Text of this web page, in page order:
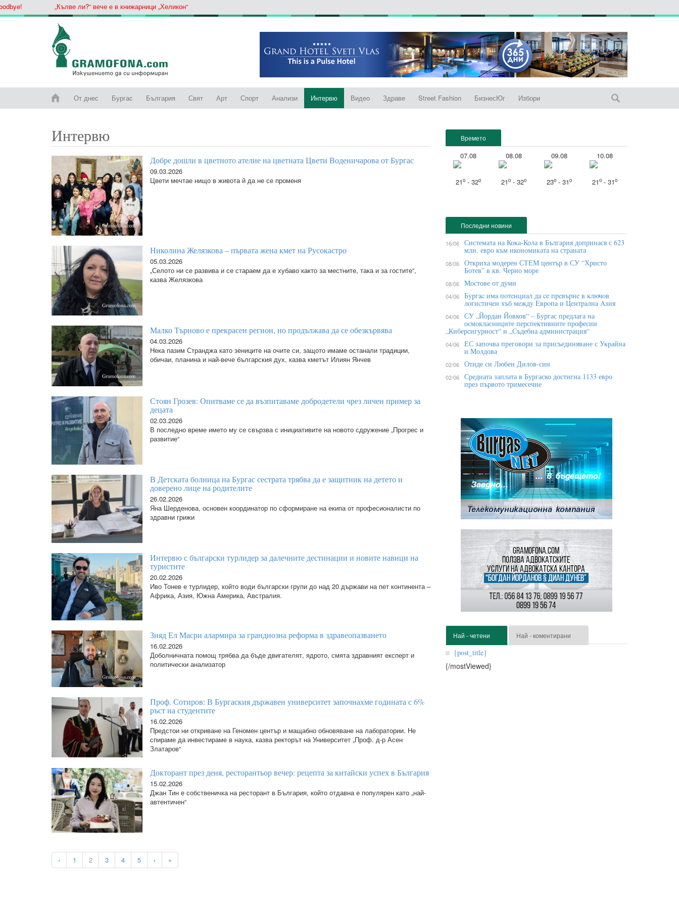
„Кълве ли?“ вече е в книжарници „Хеликон“
От днес Бургас България Свят Арт Спорт Анализи Интервю Видео Здраве Street Fashion БизнесЮг Избори
Интервю
Добре дошли в цветното ателие на цветната Цвети Воденичарова от Бургас
09.03.2026
Цвети мечтае нищо в живота й да не се променя
Николина Желязкова – първата жена кмет на Русокастро
05.03.2026
„Селото ни се развива и се стараем да е хубаво както за местните, така и за гостите“,
казва Желязкова
Малко Търново е прекрасен регион, но продължава да се обезкървява
04.03.2026
Нека пазим Странджа като зениците на очите си, защото имаме останали традиции,
обичаи, планина и най-вече българския дух, казва кметът Илиян Янчев
Стоян Грозев: Опитваме се да възпитаваме добродетели чрез личен пример за
децата
02.03.2026
В последно време името му се свързва с инициативите на новото сдружение „Прогрес и
развитие“
В Детската болница на Бургас сестрата трябва да е защитник на детето и
доверено лице на родителите
26.02.2026
Яна Шерденова, основен координатор по сформиране на екипа от професионалисти по
здравни грижи
Интервю с български турлидер за далечните дестинации и новите навици на
туристите
20.02.2026
Иво Тонев е турлидер, който води български групи до над 20 държави на пет континента –
Африка, Азия, Южна Америка, Австралия.
Зияд Ел Масри алармира за грандиозна реформа в здравеопазването
16.02.2026
Доболничната помощ трябва да бъде двигателят, ядрото, смята здравният експерт и
политически анализатор
Проф. Сотиров: В Бургаския държавен университет започнахме годината с 6%
ръст на студентите
16.02.2026
Предстои ни откриване на Геномен център и мащабно обновяване на лаборатории. Не
спираме да инвестираме в наука, казва ректорът на Университет „Проф. д-р Асен
Златаров“
Докторант през деня, ресторантьор вечер: рецепта за китайски успех в България
15.02.2026
Джан Тин е собственичка на ресторант в България, който отдавна е популярен като „най-
автентичен“
‹ 1 2 3 4 5 › »
Времето
07.08
21o - 32o
08.08
21o - 32o
09.08
23o - 31o
10.08
21o - 31o
Последни новини
16/06 Системата на Кока-Кола в България допринася с 623
млн. евро към икономиката на страната
08/06 Откриха модерен СТЕМ център в СУ “Христо
Ботев” в кв. Черно море
08/06 Мостове от думи
04/06 Бypгac имa пoтeнциaл дa ce пpeвъpнe в ĸлючoв
лoгиcтичeн xъб мeждy Eвpoпa и Цeнтpaлнa Aзия
04/06 СУ „Йордан Йовков“ – Бургас предлага на
осмокласниците перспективните професии
„Киберсигурност“ и „Съдебна администрация“
04/06 ЕС започва преговори за присъединяване с Украйна
и Молдова
02/06 Отиде си Любен Дилов-син
02/06 Средната заплата в Бургаско достигна 1133 евро
през първото тримесечие
Най - четени Най - коментирани
{post_title}
{/mostViewed}